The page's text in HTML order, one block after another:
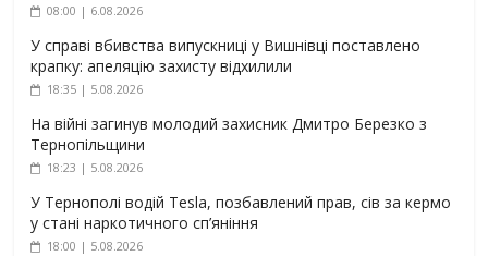
08:00 | 6.08.2026
У справі вбивства випускниці у Вишнівці поставлено
крапку: апеляцію захисту відхилили
18:35 | 5.08.2026
На війні загинув молодий захисник Дмитро Березко з
Тернопільщини
18:23 | 5.08.2026
У Тернополі водій Tesla, позбавлений прав, сів за кермо
у стані наркотичного сп’яніння
18:00 | 5.08.2026